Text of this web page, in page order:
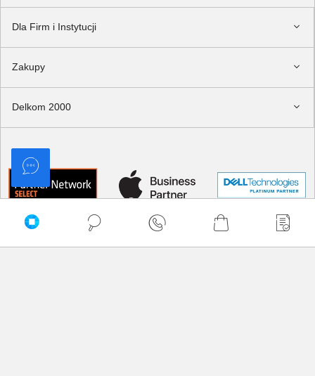
Dla Firm i Instytucji
Zakupy
Delkom 2000